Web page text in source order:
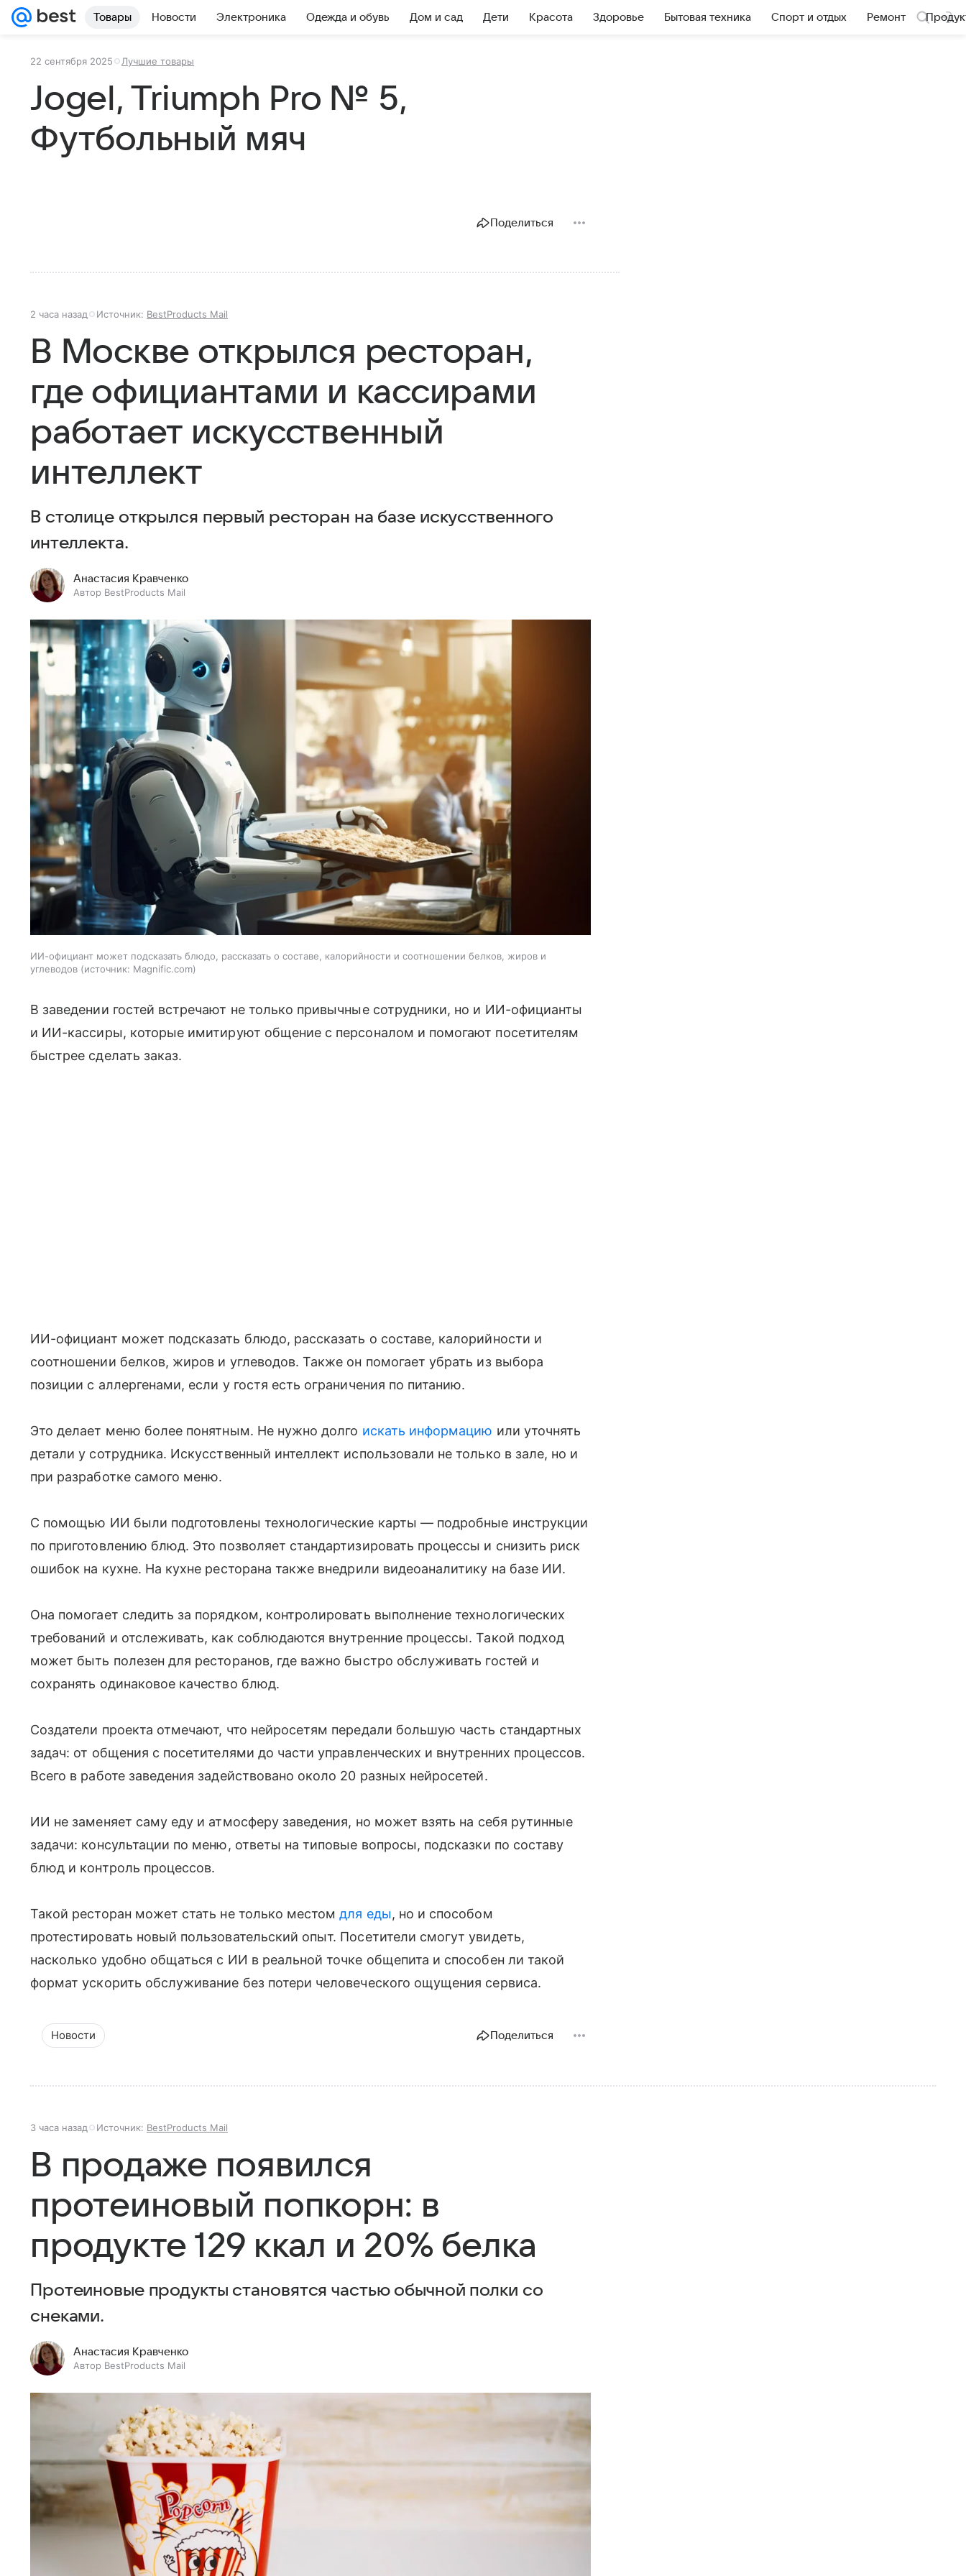
Товары Новости Электроника Одежда и обувь Дом и сад Дети Красота Здоровье Бытовая техника Спорт и отдых Ремонт
22 сентября 2025 Лучшие товары
Jogel, Triumph Pro № 5,
Футбольный мяч
Поделиться
2 часа назад Источник: BestProducts Mail
В Москве открылся ресторан,
где официантами и кассирами
работает искусственный
интеллект
В столице открылся первый ресторан на базе искусственного
интеллекта.
Анастасия Кравченко
Автор BestProducts Mail
ИИ-официант может подсказать блюдо, рассказать о составе, калорийности и соотношении белков, жиров и
углеводов
источник: Magnific.com
В заведении гостей встречают не только привычные сотрудники, но и ИИ-официанты
и ИИ-кассиры, которые имитируют общение с персоналом и помогают посетителям
быстрее сделать заказ.
ИИ-официант может подсказать блюдо, рассказать о составе, калорийности и
соотношении белков, жиров и углеводов. Также он помогает убрать из выбора
позиции с аллергенами, если у гостя есть ограничения по питанию.
Это делает меню более понятным. Не нужно долго искать информацию или уточнять
детали у сотрудника. Искусственный интеллект использовали не только в зале, но и
при разработке самого меню.
С помощью ИИ были подготовлены технологические карты — подробные инструкции
по приготовлению блюд. Это позволяет стандартизировать процессы и снизить риск
ошибок на кухне. На кухне ресторана также внедрили видеоаналитику на базе ИИ.
Она помогает следить за порядком, контролировать выполнение технологических
требований и отслеживать, как соблюдаются внутренние процессы. Такой подход
может быть полезен для ресторанов, где важно быстро обслуживать гостей и
сохранять одинаковое качество блюд.
Создатели проекта отмечают, что нейросетям передали большую часть стандартных
задач: от общения с посетителями до части управленческих и внутренних процессов.
Всего в работе заведения задействовано около 20 разных нейросетей.
ИИ не заменяет саму еду и атмосферу заведения, но может взять на себя рутинные
задачи: консультации по меню, ответы на типовые вопросы, подсказки по составу
блюд и контроль процессов.
Такой ресторан может стать не только местомдля еды, но и способом
протестировать новый пользовательский опыт. Посетители смогут увидеть,
насколько удобно общаться с ИИ в реальной точке общепита и способен ли такой
формат ускорить обслуживание без потери человеческого ощущения сервиса.
Новости Поделиться
3 часа назад Источник: BestProducts Mail
В продаже появился
протеиновый попкорн: в
продукте 129 ккал и 20% белка
Протеиновые продукты становятся частью обычной полки со
снеками.
Анастасия Кравченко
Автор BestProducts Mail